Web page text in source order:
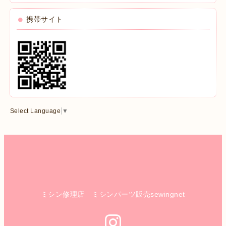
携帯サイト
Select Language ▼
ミシン修理店 ミシンパーツ販売sewingnet